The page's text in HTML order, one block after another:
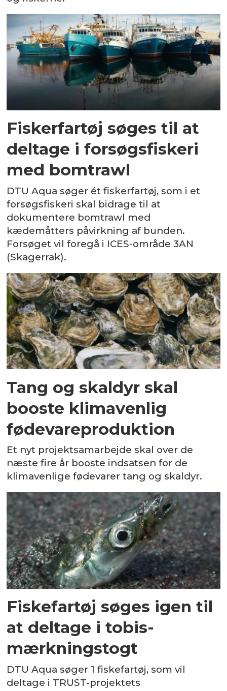
Fiskerfartøj søges til at
deltage i forsøgsfiskeri
med bomtrawl
DTU Aqua søger ét fiskerfartøj, som i et
forsøgsfiskeri skal bidrage til at
dokumentere bomtrawl med
kædemåtters påvirkning af bunden.
Forsøget vil foregå i ICES-område 3AN
(Skagerrak).
Tang og skaldyr skal
booste klimavenlig
fødevareproduktion
Et nyt projektsamarbejde skal over de
næste fire år booste indsatsen for de
klimavenlige fødevarer tang og skaldyr.
Fiskefartøj søges igen til
at deltage i tobis-
mærkningstogt
DTU Aqua søger 1 fiskefartøj, som vil
deltage i TRUST-projektets